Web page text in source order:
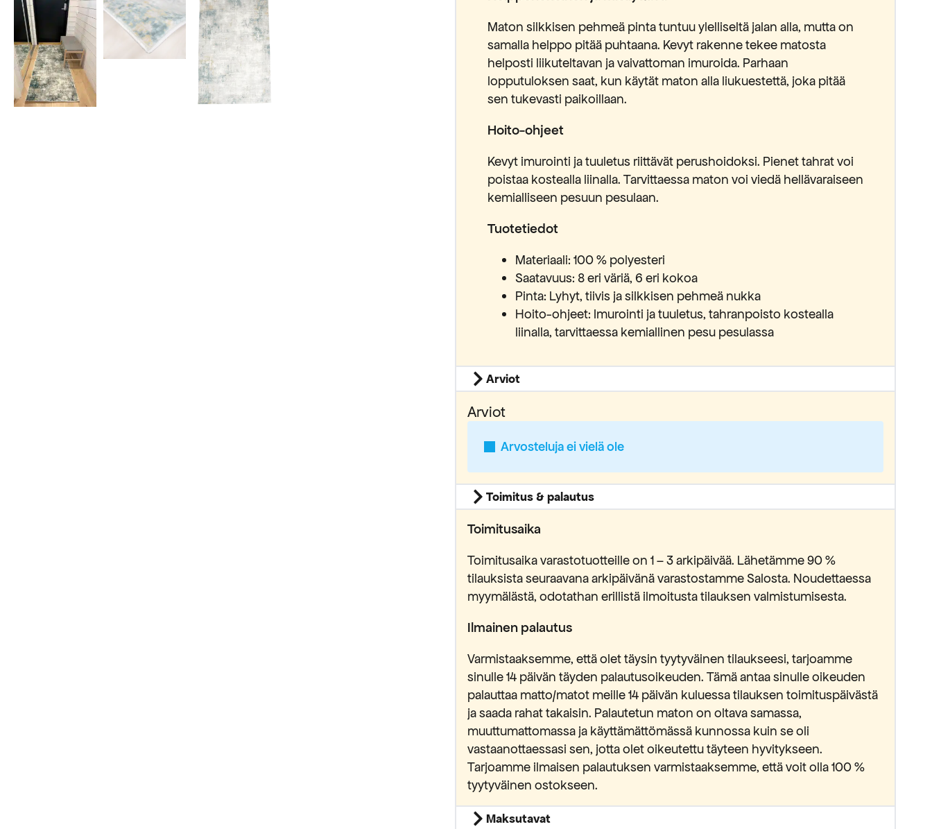
Maton silkkisen pehmeä pinta tuntuu ylelliseltä jalan alla, mutta on
samalla helppo pitää puhtaana. Kevyt rakenne tekee matosta
helposti liikuteltavan ja vaivattoman imuroida. Parhaan
lopputuloksen saat, kun käytät maton alla liukuestettä, joka pitää
sen tukevasti paikoillaan.
Hoito-ohjeet
Kevyt imurointi ja tuuletus riittävät perushoidoksi. Pienet tahrat voi
poistaa kostealla liinalla. Tarvittaessa maton voi viedä hellävaraiseen
kemialliseen pesuun pesulaan.
Tuotetiedot
Materiaali: 100 % polyesteri
Saatavuus: 8 eri väriä, 6 eri kokoa
Pinta: Lyhyt, tiivis ja silkkisen pehmeä nukka
Hoito-ohjeet: Imurointi ja tuuletus, tahranpoisto kostealla
liinalla, tarvittaessa kemiallinen pesu pesulassa
Arviot
Arviot
Arvosteluja ei vielä ole
Toimitus & palautus
Toimitusaika
Toimitusaika varastotuotteille on 1 – 3 arkipäivää. Lähetämme 90 %
tilauksista seuraavana arkipäivänä varastostamme Salosta. Noudettaessa
myymälästä, odotathan erillistä ilmoitusta tilauksen valmistumisesta.
Ilmainen palautus
Varmistaaksemme, että olet täysin tyytyväinen tilaukseesi, tarjoamme
sinulle 14 päivän täyden palautusoikeuden. Tämä antaa sinulle oikeuden
palauttaa matto/matot meille 14 päivän kuluessa tilauksen toimituspäivästä
ja saada rahat takaisin. Palautetun maton on oltava samassa,
muuttumattomassa ja käyttämättömässä kunnossa kuin se oli
vastaanottaessasi sen, jotta olet oikeutettu täyteen hyvitykseen.
Tarjoamme ilmaisen palautuksen varmistaaksemme, että voit olla 100 %
tyytyväinen ostokseen.
Maksutavat